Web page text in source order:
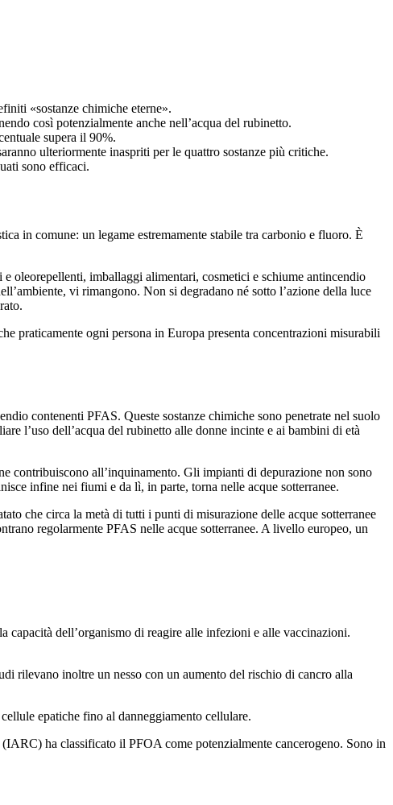
«sostanze chimiche eterne».
così potenzialmente anche nell’acqua del rubinetto.
supera il 90%.
ulteriormente inaspriti per le quattro sostanze più critiche.
sono efficaci.
in comune: un legame estremamente stabile tra carbonio e fluoro. È
oleorepellenti, imballaggi alimentari, cosmetici e schiume antincendio
vi rimangono. Non si degradano né sotto l’azione della luce
praticamente ogni persona in Europa presenta concentrazioni misurabili
contenenti PFAS. Queste sostanze chimiche sono penetrate nel suolo
l’uso dell’acqua del rubinetto alle donne incinte e ai bambini di età
contribuiscono all’inquinamento. Gli impianti di depurazione non sono
infine nei fiumi e da lì, in parte, torna nelle acque sotterranee.
che circa la metà di tutti i punti di misurazione delle acque sotterranee
regolarmente PFAS nelle acque sotterranee. A livello europeo, un
capacità dell’organismo di reagire alle infezioni e alle vaccinazioni.
rilevano inoltre un nesso con un aumento del rischio di cancro alla
epatiche fino al danneggiamento cellulare.
ha classificato il PFOA come potenzialmente cancerogeno. Sono in